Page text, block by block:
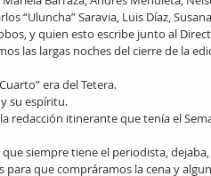
“Uluncha” Saravia, Luis Díaz,
y quien esto escribe junto al
las largas noches del cierre de la
era del Tetera.
su espíritu.
redacción itinerante que tenía el
que siempre tiene el periodista,
que compráramos la cena y